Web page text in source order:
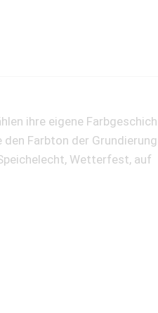
ihre eigene
Farbton der Grundierung
Wetterfest, auf